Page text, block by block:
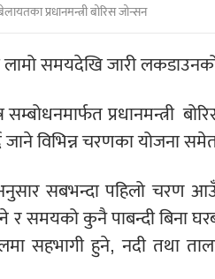
प्रधानमन्त्री बोरिस जोन्सन
लामो समयदेखि जारी
प्रधानमन्त्री
विभिन्न चरणका योजना
सबभन्दा पहिलो
र समयको कुनै पाबन्दी बिना
सहभागी हुने, नदी तथा